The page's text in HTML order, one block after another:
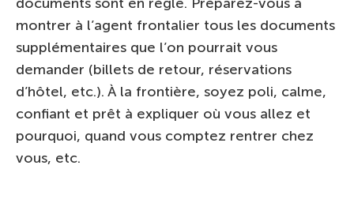
montrer à l’agent frontalier tous les documents
supplémentaires que l’on pourrait vous
demander (billets de retour, réservations
d’hôtel, etc.). À la frontière, soyez poli, calme,
confiant et prêt à expliquer où vous allez et
pourquoi, quand vous comptez rentrer chez
vous, etc.